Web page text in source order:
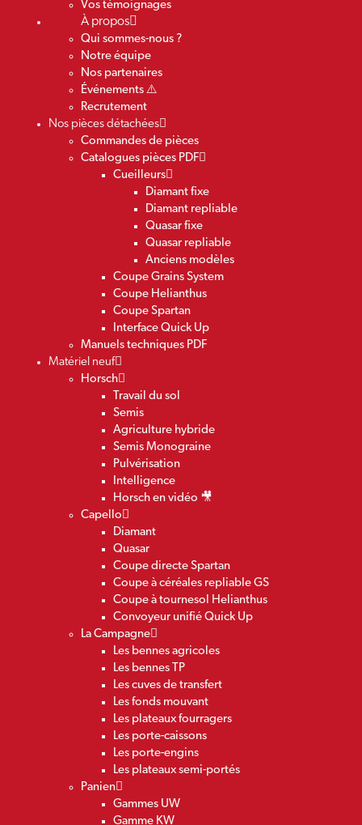
Vos témoignages
À propos
Qui sommes-nous ?
Notre équipe
Nos partenaires
Événements ⚠️
Recrutement
Nos pièces détachées
Commandes de pièces
Catalogues pièces PDF
Cueilleurs
Diamant fixe
Diamant repliable
Quasar fixe
Quasar repliable
Anciens modèles
Coupe Grains System
Coupe Helianthus
Coupe Spartan
Interface Quick Up
Manuels techniques PDF
Matériel neuf
Horsch
Travail du sol
Semis
Agriculture hybride
Semis Monograine
Pulvérisation
Intelligence
Horsch en vidéo 🎥
Capello
Diamant
Quasar
Coupe directe Spartan
Coupe à céréales repliable GS
Coupe à tournesol Helianthus
Convoyeur unifié Quick Up
La Campagne
Les bennes agricoles
Les bennes TP
Les cuves de transfert
Les fonds mouvant
Les plateaux fourragers
Les porte-caissons
Les porte-engins
Les plateaux semi-portés
Panien
Gammes UW
Gamme KW